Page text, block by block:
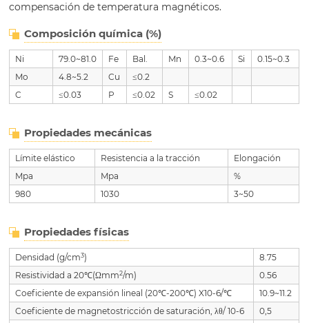
compensación de temperatura magnéticos.
Composición química (%)
Ni 79.0~81.0 Fe Bal. Mn 0.3~0.6 Si
0.15~0.3
Mo
4.8~5.2 Cu
≤0.2
C
≤0.03 P ≤0.02 S ≤0.02
Propiedades mecánicas
Límite elástico Resistencia a la tracción
Elongación
Mpa
Mpa
%
980
1030 3~50
Propiedades físicas
Densidad (g/cm3)
8.75
Resistividad a 20℃(Ωmm2/m)
0.56
Coeficiente de expansión lineal (20℃-200℃) X10-6/℃
10.9~11.2
Coeficiente de magnetostricción de saturación, λθ/ 10-6
0,5